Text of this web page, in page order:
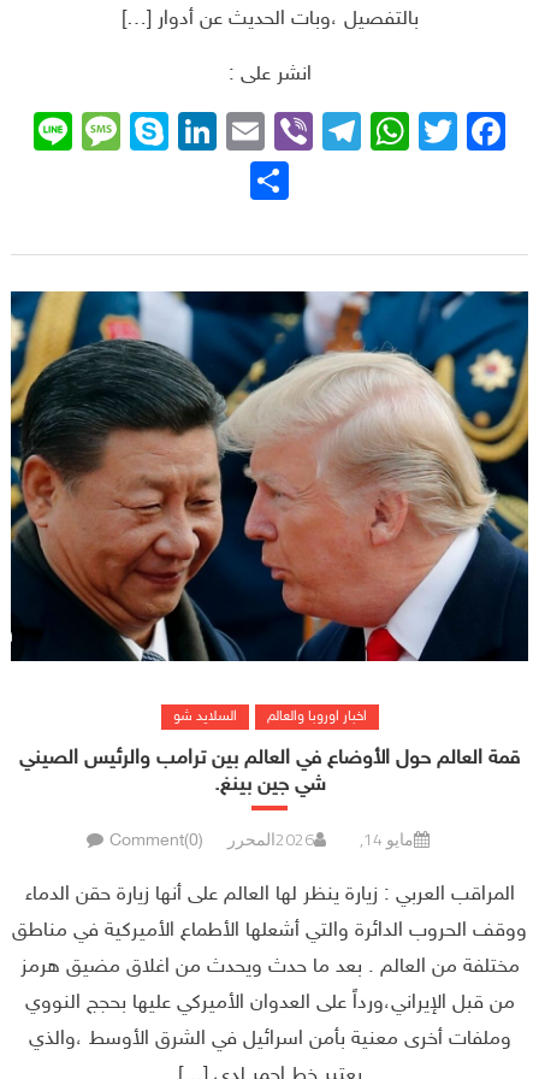
بالتفصيل ،وبات الحديث عن أدوار […]
انشر على :
Facebook
Twitter
WhatsApp
Telegram
Viber
Email
LinkedIn
Skype
اخبار اوروبا والعالم السلايد شو
قمة العالم حول الأوضاع في العالم بين ترامب والرئيس الصيني
شي جين بينغ.
مايو 14, 2026 المحرر Comment(0)
المراقب العربي : زيارة ينظر لها العالم على أنها زيارة حقن الدماء
ووقف الحروب الدائرة والتي أشعلها الأطماع الأميركية في مناطق
مختلفة من العالم . بعد ما حدث ويحدث من اغلاق مضيق هرمز
من قبل الإيراني،ورداً على العدوان الأميركي عليها بحجج النووي
وملفات أخرى معنية بأمن اسرائيل في الشرق الأوسط ،والذي